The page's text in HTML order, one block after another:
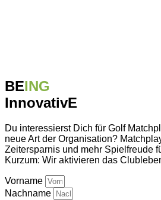
BEING
InnovativE
Du interessierst Dich für Golf
neue Art der Organisation?
Zeitersparnis und mehr Spielfreude
Kurzum: Wir aktivieren das
Vorname
Nachname